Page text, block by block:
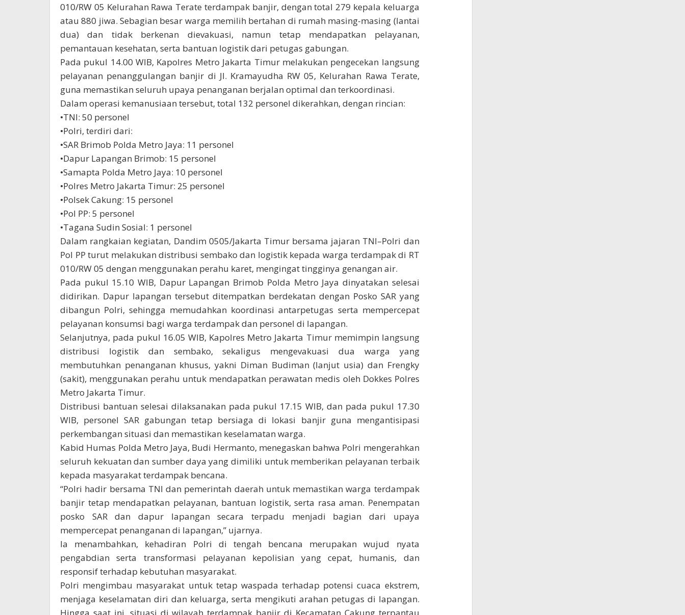
010/RW 05 Kelurahan Rawa Terate terdampak banjir, dengan total 279 kepala keluarga
atau 880 jiwa. Sebagian besar warga memilih bertahan di rumah masing-masing (lantai
dua) dan tidak berkenan dievakuasi, namun tetap mendapatkan pelayanan,
pemantauan kesehatan, serta bantuan logistik dari petugas gabungan.
Pada pukul 14.00 WIB, Kapolres Metro Jakarta Timur melakukan pengecekan langsung
pelayanan penanggulangan banjir di Jl. Kramayudha RW 05, Kelurahan Rawa Terate,
guna memastikan seluruh upaya penanganan berjalan optimal dan terkoordinasi.
Dalam operasi kemanusiaan tersebut, total 132 personel dikerahkan, dengan rincian:
•TNI: 50 personel
•Polri, terdiri dari:
•SAR Brimob Polda Metro Jaya: 11 personel
•Dapur Lapangan Brimob: 15 personel
•Samapta Polda Metro Jaya: 10 personel
•Polres Metro Jakarta Timur: 25 personel
•Polsek Cakung: 15 personel
•Pol PP: 5 personel
•Tagana Sudin Sosial: 1 personel
Dalam rangkaian kegiatan, Dandim 0505/Jakarta Timur bersama jajaran TNI–Polri dan
Pol PP turut melakukan distribusi sembako dan logistik kepada warga terdampak di RT
010/RW 05 dengan menggunakan perahu karet, mengingat tingginya genangan air.
Pada pukul 15.10 WIB, Dapur Lapangan Brimob Polda Metro Jaya dinyatakan selesai
didirikan. Dapur lapangan tersebut ditempatkan berdekatan dengan Posko SAR yang
dibangun Polri, sehingga memudahkan koordinasi antarpetugas serta mempercepat
pelayanan konsumsi bagi warga terdampak dan personel di lapangan.
Selanjutnya, pada pukul 16.05 WIB, Kapolres Metro Jakarta Timur memimpin langsung
distribusi logistik dan sembako, sekaligus mengevakuasi dua warga yang
membutuhkan penanganan khusus, yakni Diman Budiman (lanjut usia) dan Frengky
(sakit), menggunakan perahu untuk mendapatkan perawatan medis oleh Dokkes Polres
Metro Jakarta Timur.
Distribusi bantuan selesai dilaksanakan pada pukul 17.15 WIB, dan pada pukul 17.30
WIB, personel SAR gabungan tetap bersiaga di lokasi banjir guna mengantisipasi
perkembangan situasi dan memastikan keselamatan warga.
Kabid Humas Polda Metro Jaya, Budi Hermanto, menegaskan bahwa Polri mengerahkan
seluruh kekuatan dan sumber daya yang dimiliki untuk memberikan pelayanan terbaik
kepada masyarakat terdampak bencana.
“Polri hadir bersama TNI dan pemerintah daerah untuk memastikan warga terdampak
banjir tetap mendapatkan pelayanan, bantuan logistik, serta rasa aman. Penempatan
posko SAR dan dapur lapangan secara terpadu menjadi bagian dari upaya
mempercepat penanganan di lapangan,” ujarnya.
Ia menambahkan, kehadiran Polri di tengah bencana merupakan wujud nyata
pengabdian serta transformasi pelayanan kepolisian yang cepat, humanis, dan
responsif terhadap kebutuhan masyarakat.
Polri mengimbau masyarakat untuk tetap waspada terhadap potensi cuaca ekstrem,
menjaga keselamatan diri dan keluarga, serta mengikuti arahan petugas di lapangan.